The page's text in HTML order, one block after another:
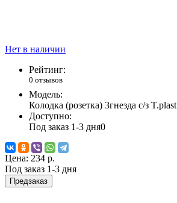
Нет в наличии
Рейтинг:
0 отзывов
Модель:
Колодка (розетка) 3гнезда с/з T.plast
Доступно:
Под заказ 1-3 дня0
Цена: 234 р.
Под заказ 1-3 дня
Предзаказ